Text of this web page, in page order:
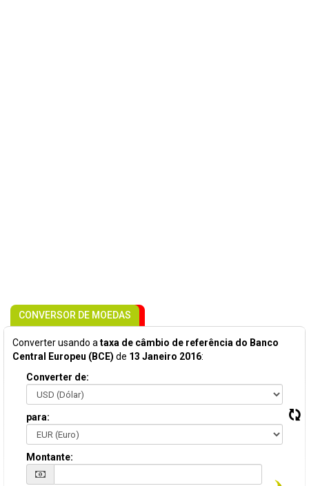
CONVERSOR DE MOEDAS
Converter usando a taxa de câmbio de referência do Banco
Central Europeu (BCE) de 13 Janeiro 2016:
Converter de:
para:
Montante: